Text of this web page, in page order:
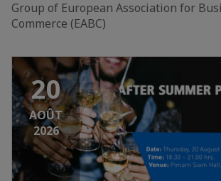
Group of European Association for
Commerce (EABC)
20
AOÛT
2026